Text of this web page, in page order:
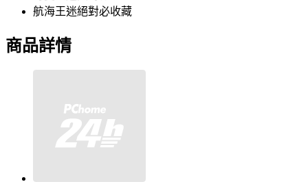
航海王迷絕對必收藏
商品詳情